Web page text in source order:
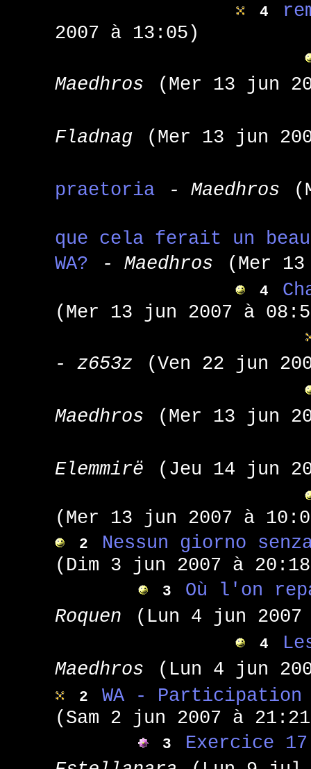
4
2007 à 13:05)
Maedhros (Mer 13 jun
Fladnag (Mer 13 jun
praetoria - Maedhros
que cela ferait un
WA?
- Maedhros (Mer
4
(Mer 13 jun 2007 à
- z653z (Ven 22 jun
Maedhros (Mer 13 jun
Elemmirë (Jeu 14 jun
(Mer 13 jun 2007 à
2
Nessun giorno
(Dim 3 jun 2007 à
3
Où l'on
Roquen
(Lun 4 jun
4
Maedhros
(Lun 4 jun
2
WA - Participation
(Sam 2 jun 2007 à
3
Exercice 17